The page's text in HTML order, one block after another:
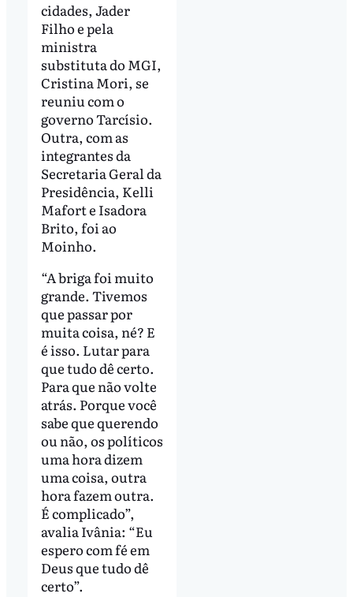
cidades, Jader
Filho e pela
ministra
substituta do MGI,
Cristina Mori, se
reuniu com o
governo Tarcísio.
Outra, com as
integrantes da
Secretaria Geral da
Presidência, Kelli
Mafort e Isadora
Brito, foi ao
Moinho.
“A briga foi muito
grande. Tivemos
que passar por
muita coisa, né? E
é isso. Lutar para
que tudo dê certo.
Para que não volte
atrás. Porque você
sabe que querendo
ou não, os políticos
uma hora dizem
uma coisa, outra
hora fazem outra.
É complicado”,
avalia Ivânia: “Eu
espero com fé em
Deus que tudo dê
certo”.